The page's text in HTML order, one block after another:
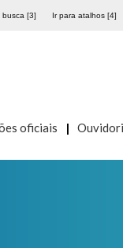
busca [3] Ir para atalhos [4]
oficiais